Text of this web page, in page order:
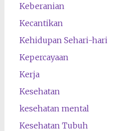
Keberanian
Kecantikan
Kehidupan Sehari-hari
Kepercayaan
Kerja
Kesehatan
kesehatan mental
Kesehatan Tubuh